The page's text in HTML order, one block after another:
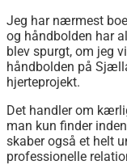
Jeg har nærmest
og håndbolden har
blev spurgt, om jeg
håndbolden på
hjerteprojekt.
Det handler om
man kun finder
skaber også et helt
professionelle